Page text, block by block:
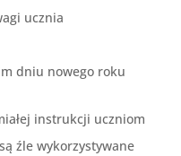
ucznia
dniu nowego roku
instrukcji uczniom
źle wykorzystywane